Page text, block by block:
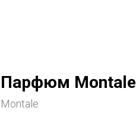
Парфюм Montale
Montale